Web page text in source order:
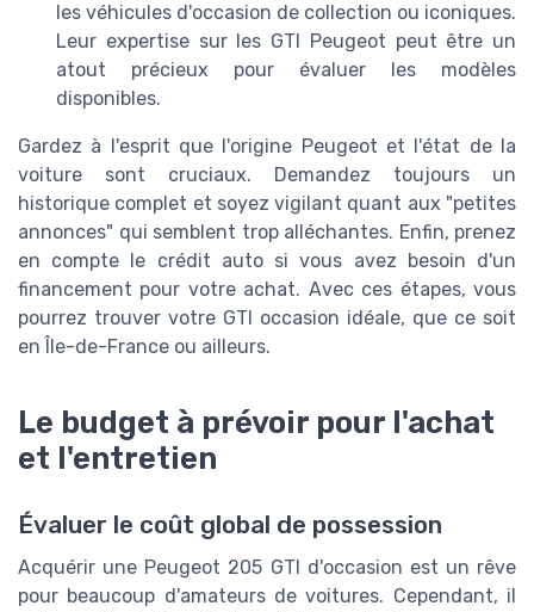
les véhicules d'occasion de collection ou iconiques.
Leur expertise sur les GTI Peugeot peut être un
atout précieux pour évaluer les modèles
disponibles.
Gardez à l'esprit que l'origine Peugeot et l'état de la
voiture sont cruciaux. Demandez toujours un
historique complet et soyez vigilant quant aux "petites
annonces" qui semblent trop alléchantes. Enfin, prenez
en compte le crédit auto si vous avez besoin d'un
financement pour votre achat. Avec ces étapes, vous
pourrez trouver votre GTI occasion idéale, que ce soit
en Île-de-France ou ailleurs.
Le budget à prévoir pour l'achat
et l'entretien
Évaluer le coût global de possession
Acquérir une Peugeot 205 GTI d'occasion est un rêve
pour beaucoup d'amateurs de voitures. Cependant, il